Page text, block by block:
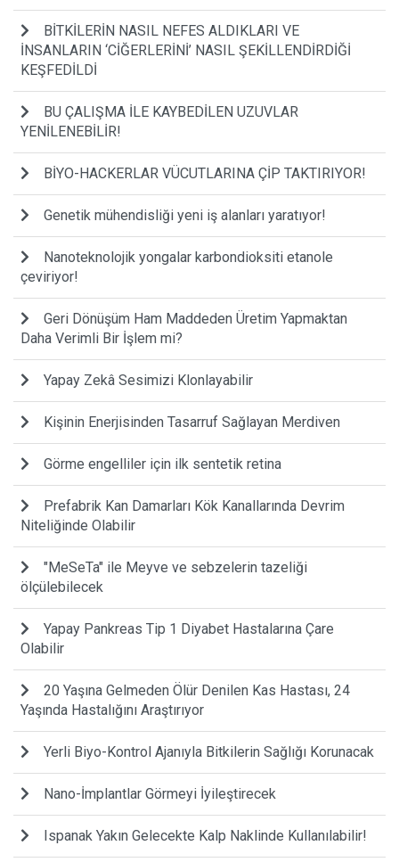
BİTKİLERİN NASIL NEFES ALDIKLARI VE
İNSANLARIN ‘CİĞERLERİNİ’ NASIL ŞEKİLLENDİRDİĞİ
KEŞFEDİLDİ
BU ÇALIŞMA İLE KAYBEDİLEN UZUVLAR
YENİLENEBİLİR!
BİYO-HACKERLAR VÜCUTLARINA ÇİP TAKTIRIYOR!
Genetik mühendisliği yeni iş alanları yaratıyor!
Nanoteknolojik yongalar karbondioksiti etanole
çeviriyor!
Geri Dönüşüm Ham Maddeden Üretim Yapmaktan
Daha Verimli Bir İşlem mi?
Yapay Zekâ Sesimizi Klonlayabilir
Kişinin Enerjisinden Tasarruf Sağlayan Merdiven
Görme engelliler için ilk sentetik retina
Prefabrik Kan Damarları Kök Kanallarında Devrim
Niteliğinde Olabilir
"MeSeTa" ile Meyve ve sebzelerin tazeliği
ölçülebilecek
Yapay Pankreas Tip 1 Diyabet Hastalarına Çare
Olabilir
20 Yaşına Gelmeden Ölür Denilen Kas Hastası, 24
Yaşında Hastalığını Araştırıyor
Yerli Biyo-Kontrol Ajanıyla Bitkilerin Sağlığı Korunacak
Nano-İmplantlar Görmeyi İyileştirecek
Ispanak Yakın Gelecekte Kalp Naklinde Kullanılabilir!